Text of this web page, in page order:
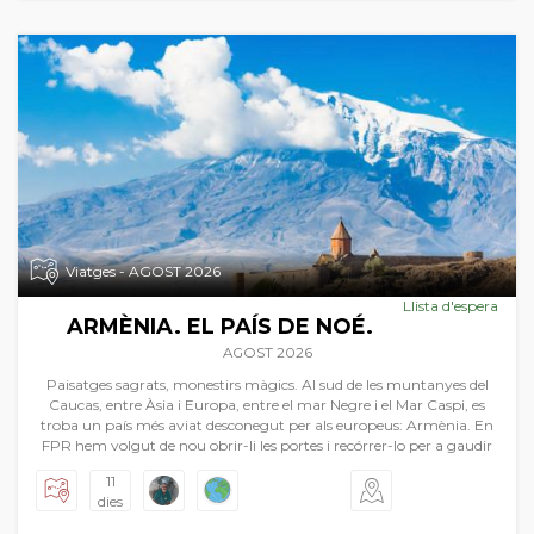
Viatges - AGOST 2026
Llista d'espera
ARMÈNIA. EL PAÍS DE NOÉ.
AGOST 2026
Paisatges sagrats, monestirs màgics. Al sud de les muntanyes del
Caucas, entre Àsia i Europa, entre el mar Negre i el Mar Caspi, es
troba un país més aviat desconegut per als europeus: Armènia. En
FPR hem volgut de nou obrir-li les portes i recórrer-lo per a gaudir
magnífics, que van des de les estepes centre asiàtiques d'una soledat
immensa, a les muntanyes caucàsiques d'una majestuositat
11
dies